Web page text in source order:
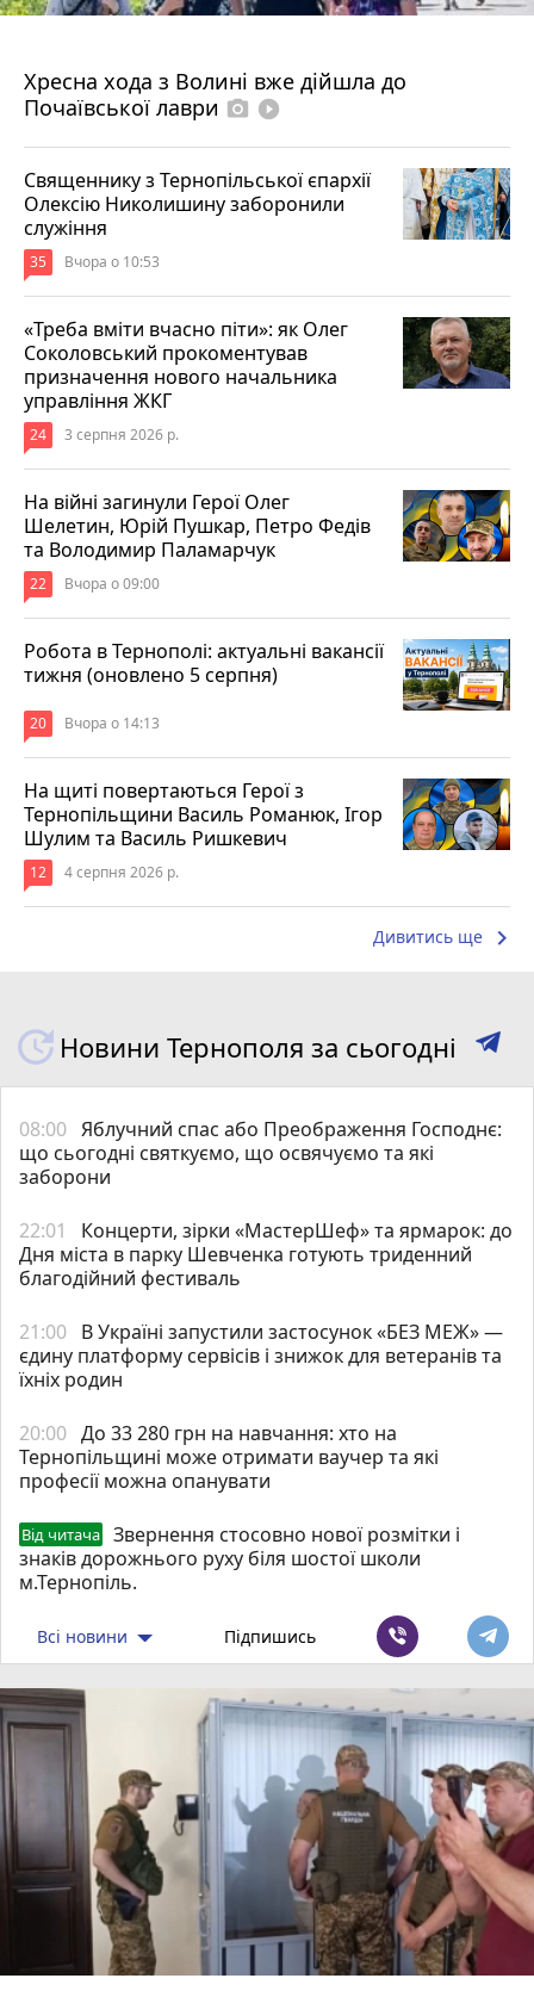
Хресна хода з Волині вже дійшла до
Почаївської лаври photo_camera play_circle_filled
Священнику з Тернопільської єпархії
Олексію Николишину заборонили
служіння
35 Вчора о 10:53
«Треба вміти вчасно піти»: як Олег
Соколовський прокоментував
призначення нового начальника
управління ЖКГ
24 3 серпня 2026 р.
На війні загинули Герої Олег
Шелетин, Юрій Пушкар, Петро Федів
та Володимир Паламарчук
22 Вчора о 09:00
Робота в Тернополі: актуальні вакансії
тижня (оновлено 5 серпня)
20 Вчора о 14:13
На щиті повертаються Герої з
Тернопільщини Василь Романюк, Ігор
Шулим та Василь Ришкевич
12 4 серпня 2026 р.
Дивитись ще keyboard_arrow_right
Новини Тернополя за сьогодні
08:00 Яблучний спас або Преображення Господнє:
що сьогодні святкуємо, що освячуємо та які
заборони
22:01
Концерти, зірки «МастерШеф» та ярмарок: до
Дня міста в парку Шевченка готують триденний
благодійний фестиваль
21:00 В Україні запустили застосунок «БЕЗ МЕЖ» —
єдину платформу сервісів і знижок для ветеранів та
їхніх родин
20:00 До 33 280 грн на навчання: хто на
Тернопільщині може отримати ваучер та які
професії можна опанувати
Від читача
Звернення стосовно нової розмітки і
знаків дорожнього руху біля шостої школи
м.Тернопіль.
Всі новини Підпишись